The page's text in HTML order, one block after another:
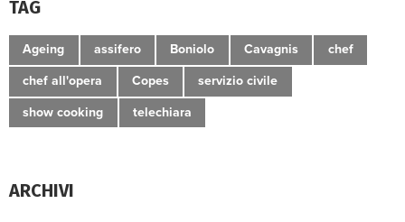
TAG
Ageing assifero Boniolo Cavagnis chef
chef all'opera Copes servizio civile
show cooking telechiara
ARCHIVI